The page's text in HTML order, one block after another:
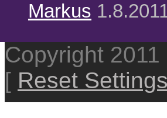
Markus
Copyright
[ Reset Settings